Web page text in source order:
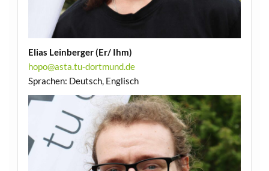
Elias Leinberger(Er/ Ihm)
hopo@asta.tu-dortmund.de
Sprachen: Deutsch, Englisch